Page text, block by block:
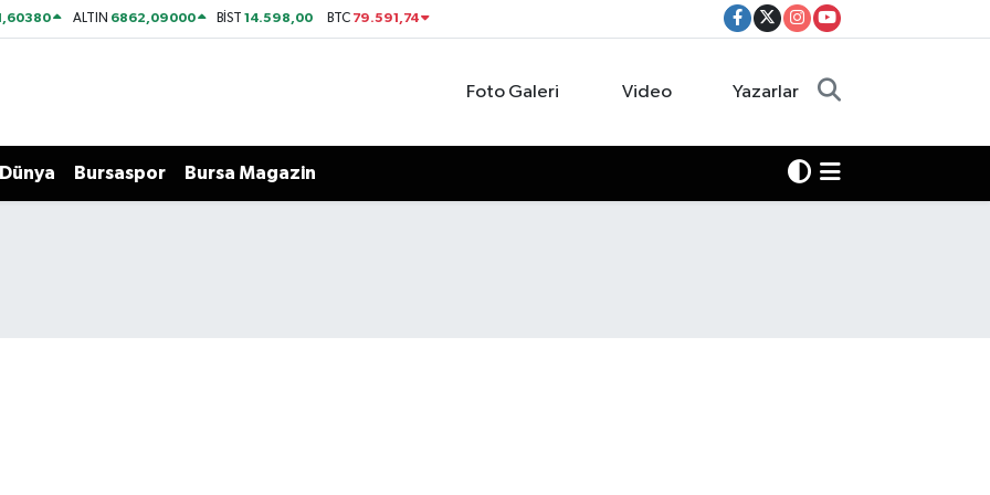
ALTIN 6862,09000 BİST14.598,00 BTC 79.591,74
Foto Galeri Video Yazarlar
Dünya Bursaspor Bursa Magazin